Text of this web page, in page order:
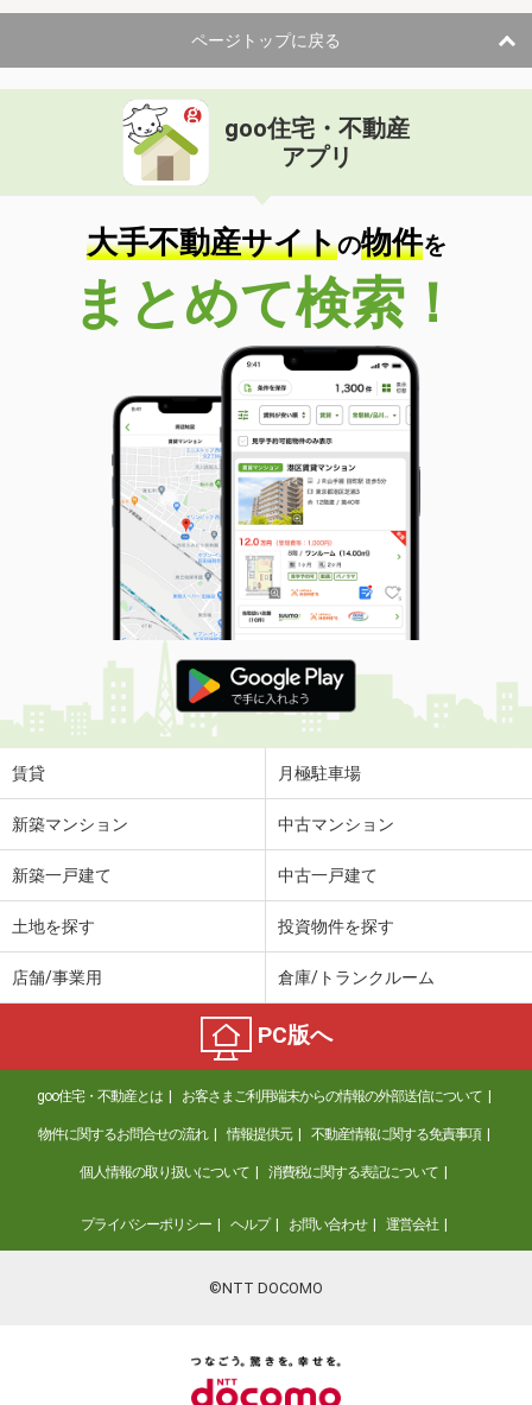
ページトップに戻る
goo住宅・不動産
アプリ
大手不動産サイトの物件を
まとめて検索！
賃貸 月極駐車場
新築マンション 中古マンション
新築一戸建て 中古一戸建て
土地を探す 投資物件を探す
店舗/事業用 倉庫/トランクルーム
PC版へ
goo住宅・不動産とは お客さまご利用端末からの情報の外部送信について
物件に関するお問合せの流れ 情報提供元 不動産情報に関する免責事項
個人情報の取り扱いについて 消費税に関する表記について
プライバシーポリシー ヘルプ お問い合わせ 運営会社
©NTT DOCOMO